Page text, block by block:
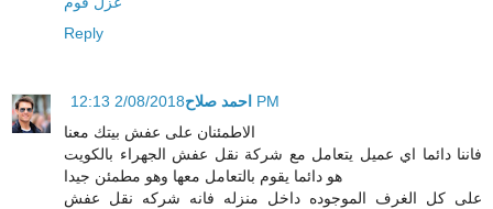
Reply
احمد صلاح 2/08/2018 12:13 PM
الاطمئنان على عفش بيتك معنا
فاننا دائما اي عميل يتعامل مع شركة نقل عفش الجهراء بالكويت
هو دائما يقوم بالتعامل معها وهو مطمئن جيدا
على كل الغرف الموجوده داخل منزله فانه شركه نقل عفش